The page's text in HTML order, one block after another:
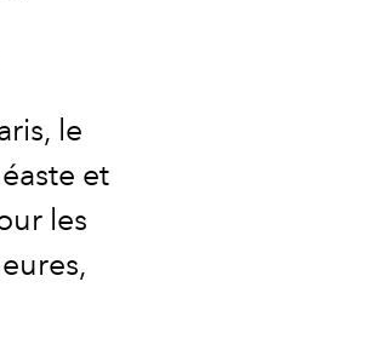
le
et
les